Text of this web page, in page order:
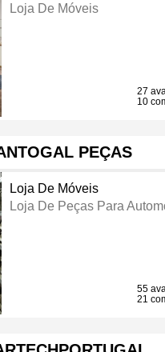
Loja De Móveis
27
10
PEÇAS
Loja De Móveis
Loja De Peças Para
55
21